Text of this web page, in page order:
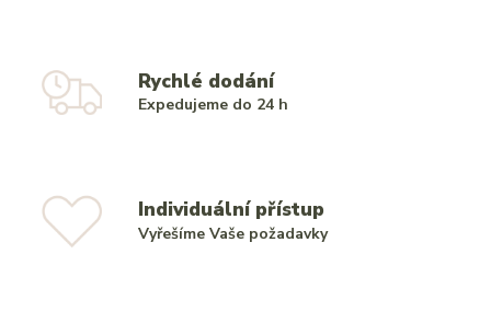
Rychlé dodání
Expedujeme do 24 h
Individuální přístup
Vyřešíme Vaše požadavky